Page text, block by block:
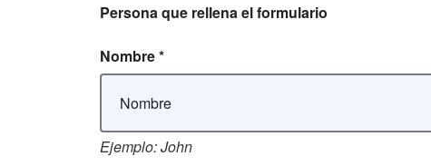
Persona que rellena el formulario
Nombre*
Ejemplo: John